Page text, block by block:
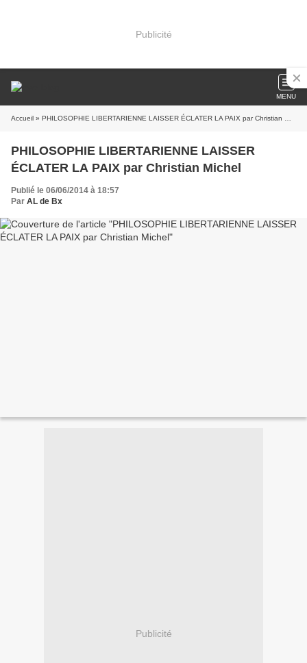
Publicité
MENU
Accueil » PHILOSOPHIE LIBERTARIENNE LAISSER ÉCLATER LA PAIX par Christian Michel
PHILOSOPHIE LIBERTARIENNE LAISSER
ÉCLATER LA PAIX par Christian Michel
Publié le 06/06/2014 à 18:57
Par AL de Bx
Publicité